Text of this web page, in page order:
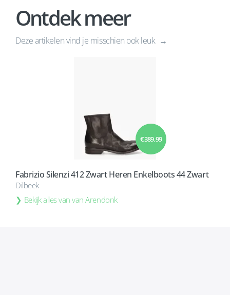
€ 389,99
Fabrizio Silenzi 412 Zwart Heren Enkelboots 44 Zwart
Dilbeek
Bekijk alles van van Arendonk
Ontdek meer
Deze artikelen vind je misschien ook leuk